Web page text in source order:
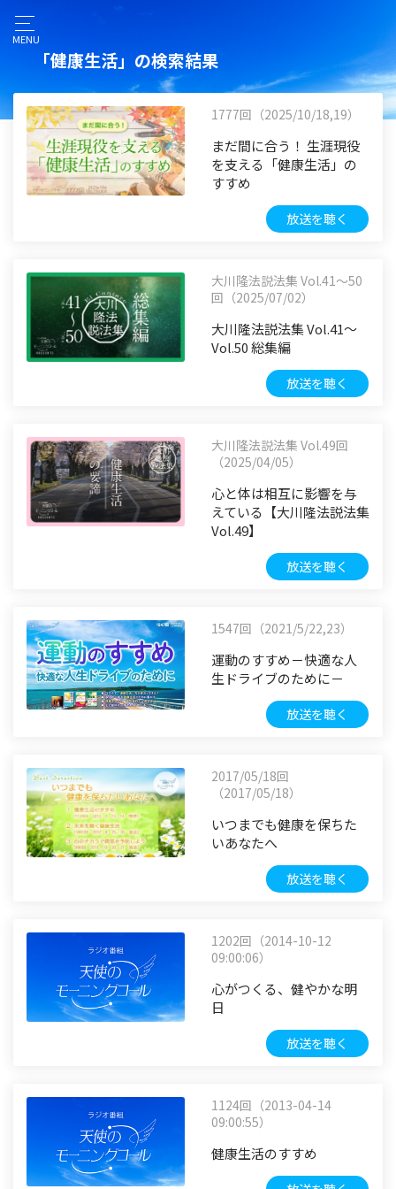
MENU
「健康生活」の検索結果
1777回（2025/10/18,19）
まだ間に合う！ 生涯現役
を支える「健康生活」の
すすめ
放送を聴く
大川隆法説法集 Vol.41〜50
回（2025/07/02）
大川隆法説法集 Vol.41〜
Vol.50 総集編
放送を聴く
大川隆法説法集 Vol.49回
（2025/04/05）
心と体は相互に影響を与
えている【大川隆法説法集
Vol.49】
放送を聴く
1547回（2021/5/22,23）
運動のすすめ－快適な人
生ドライブのために－
放送を聴く
2017/05/18回
（2017/05/18）
いつまでも健康を保ちた
いあなたへ
放送を聴く
1202回（2014-10-12
09:00:06）
心がつくる、健やかな明
日
放送を聴く
1124回（2013-04-14
09:00:55）
健康生活のすすめ